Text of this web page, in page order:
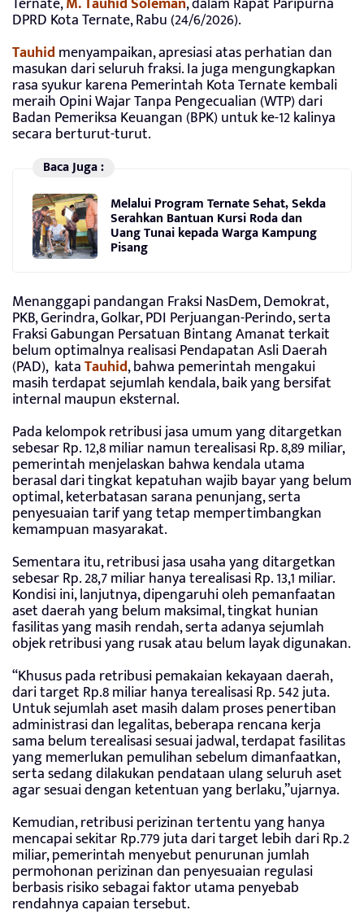
DPRD Kota Ternate, Rabu (24/6/2026).
Tauhid menyampaikan, apresiasi atas perhatian dan
masukan dari seluruh fraksi. Ia juga mengungkapkan
rasa syukur karena Pemerintah Kota Ternate kembali
meraih Opini Wajar Tanpa Pengecualian (WTP) dari
Badan Pemeriksa Keuangan (BPK) untuk ke-12 kalinya
secara berturut-turut.
Baca Juga :
Melalui Program Ternate Sehat, Sekda
Serahkan Bantuan Kursi Roda dan
Uang Tunai kepada Warga Kampung
Pisang
Menanggapi pandangan Fraksi NasDem, Demokrat,
PKB, Gerindra, Golkar, PDI Perjuangan-Perindo, serta
Fraksi Gabungan Persatuan Bintang Amanat terkait
belum optimalnya realisasi Pendapatan Asli Daerah
(PAD), kataTauhid, bahwa pemerintah mengakui
masih terdapat sejumlah kendala, baik yang bersifat
internal maupun eksternal.
Pada kelompok retribusi jasa umum yang ditargetkan
sebesar Rp. 12,8 miliar namun terealisasi Rp. 8,89 miliar,
pemerintah menjelaskan bahwa kendala utama
berasal dari tingkat kepatuhan wajib bayar yang belum
optimal, keterbatasan sarana penunjang, serta
penyesuaian tarif yang tetap mempertimbangkan
kemampuan masyarakat.
Sementara itu, retribusi jasa usaha yang ditargetkan
sebesar Rp. 28,7 miliar hanya terealisasi Rp. 13,1 miliar.
Kondisi ini, lanjutnya, dipengaruhi oleh pemanfaatan
aset daerah yang belum maksimal, tingkat hunian
fasilitas yang masih rendah, serta adanya sejumlah
objek retribusi yang rusak atau belum layak digunakan.
“Khusus pada retribusi pemakaian kekayaan daerah,
dari target Rp.8 miliar hanya terealisasi Rp. 542 juta.
Untuk sejumlah aset masih dalam proses penertiban
administrasi dan legalitas, beberapa rencana kerja
sama belum terealisasi sesuai jadwal, terdapat fasilitas
yang memerlukan pemulihan sebelum dimanfaatkan,
serta sedang dilakukan pendataan ulang seluruh aset
agar sesuai dengan ketentuan yang berlaku,”ujarnya.
Kemudian, retribusi perizinan tertentu yang hanya
mencapai sekitar Rp.779 juta dari target lebih dari Rp.2
miliar, pemerintah menyebut penurunan jumlah
permohonan perizinan dan penyesuaian regulasi
berbasis risiko sebagai faktor utama penyebab
rendahnya capaian tersebut.